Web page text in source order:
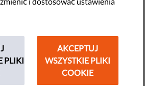
ogłosił wyrok w sprawie
PLIKI
AKCEPTUJ
WSZYSTKIE PLIKI
COOKIE